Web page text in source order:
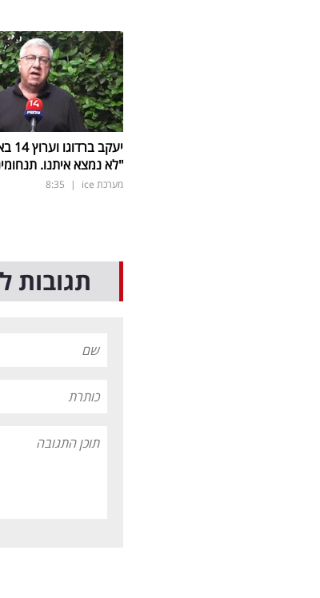
יעקב
"לא נמצא איתנו.
מערכת ice |
8:35
תגובות